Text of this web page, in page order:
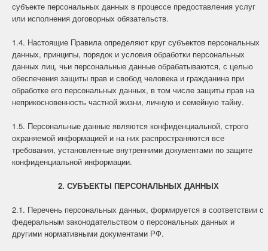
субъекте персональных данных в процессе предоставления услуг
или исполнения договорных обязательств.
1.4. Настоящие Правила определяют круг субъектов персональных
данных, принципы, порядок и условия обработки персональных
данных лиц, чьи персональные данные обрабатываются, с целью
обеспечения защиты прав и свобод человека и гражданина при
обработке его персональных данных, в том числе защиты прав на
неприкосновенность частной жизни, личную и семейную тайну.
1.5. Персональные данные являются конфиденциальной, строго
охраняемой информацией и на них распространяются все
требования, установленные внутренними документами по защите
конфиденциальной информации.
2. СУБЪЕКТЫ ПЕРСОНАЛЬНЫХ ДАННЫХ
2.1. Перечень персональных данных, формируется в соответствии с
федеральным законодательством о персональных данных и
другими нормативными документами РФ.